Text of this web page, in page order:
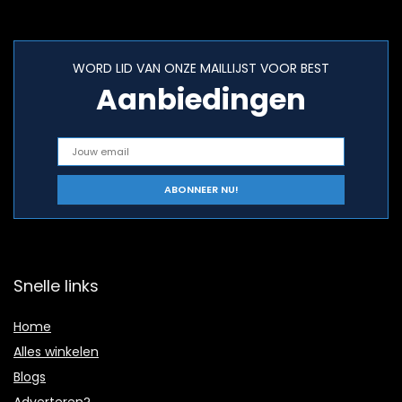
WORD LID VAN ONZE MAILLIJST VOOR BEST
Aanbiedingen
Snelle links
Home
Alles winkelen
Blogs